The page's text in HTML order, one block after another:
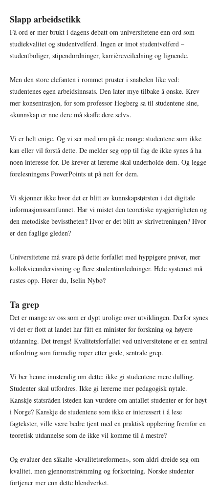
Slapp arbeidsetikk
Få ord er mer brukt i dagens debatt om universitetene enn ord som
studiekvalitet og studentvelferd. Ingen er imot studentvelferd –
studentboliger, stipendordninger, karrièreveiledning og lignende.
Men den store elefanten i rommet pruster i snabelen like ved:
studentenes egen arbeidsinnsats. Den later mye tilbake å ønske. Krev
mer konsentrasjon, for som professor Høgberg sa til studentene sine,
«kunnskap er noe dere må skaffe dere selv».
Vi er helt enige. Og vi ser med uro på de mange studentene som ikke
kan eller vil forstå dette. De melder seg opp til fag de ikke synes å ha
noen interesse for. De krever at lærerne skal underholde dem. Og legge
forelesningens PowerPoints ut på nett for dem.
Vi skjønner ikke hvor det er blitt av kunnskapstørsten i det digitale
informasjonssamfunnet. Har vi mistet den teoretiske nysgjerrigheten og
den metodiske bevisstheten? Hvor er det blitt av skrivetreningen? Hvor
er den faglige gleden?
Universitetene må svare på dette forfallet med hyppigere prøver, mer
kollokvieundervisning og flere studentinnledninger. Hele systemet må
rustes opp. Hører du, Iselin Nybø?
Ta grep
Det er mange av oss som er dypt urolige over utviklingen. Derfor synes
vi det er flott at landet har fått en minister for forskning og høyere
utdanning. Det trengs! Kvalitetsforfallet ved universitetene er en sentral
utfordring som formelig roper etter gode, sentrale grep.
Vi ber henne innstendig om dette: ikke gi studentene mere dulling.
Studenter skal utfordres. Ikke gi lærerne mer pedagogisk nytale.
Kanskje statsråden isteden kan vurdere om antallet studenter er for høyt
i Norge? Kanskje de studentene som ikke er interessert i å lese
fagtekster, ville være bedre tjent med en praktisk opplæring fremfor en
teoretisk utdannelse som de ikke vil komme til å mestre?
Og evaluer den såkalte «kvalitetsreformen», som aldri dreide seg om
kvalitet, men gjennomstrømming og forkortning. Norske studenter
fortjener mer enn dette blendverket.